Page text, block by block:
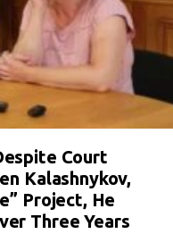
Court
Kalashnykov,
Project, He
Three Years